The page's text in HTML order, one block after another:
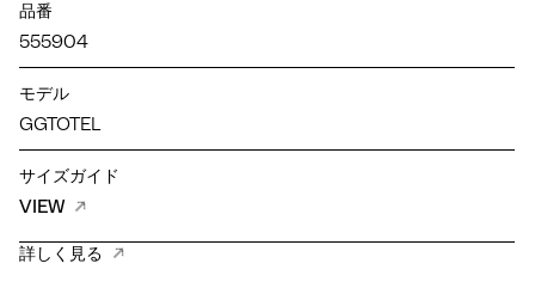
品番
555904
モデル
GGTOTEL
サイズガイド
VIEW
詳しく見る